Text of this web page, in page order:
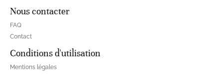
Nous contacter
FAQ
Contact
Conditions d'utilisation
Mentions légales